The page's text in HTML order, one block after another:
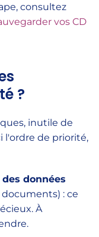
consultez
vos CD
?
inutile de
l'ordre de priorité,
données
: ce
À